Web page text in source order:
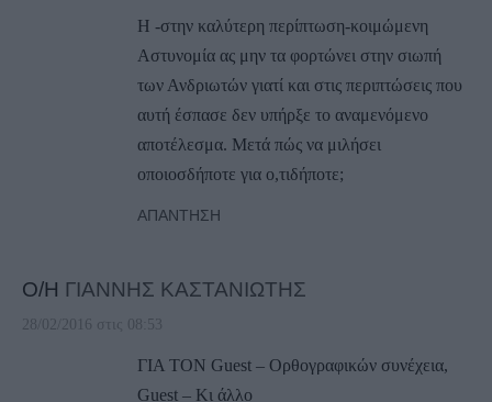
Η -στην καλύτερη περίπτωση-κοιμώμενη
Αστυνομία ας μην τα φορτώνει στην σιωπή
των Ανδριωτών γιατί και στις περιπτώσεις που
αυτή έσπασε δεν υπήρξε το αναμενόμενο
αποτέλεσμα. Μετά πώς να μιλήσει
οποιοσδήποτε για ο,τιδήποτε;
ΑΠΆΝΤΗΣΗ
Ο/Η ΓΙΑΝΝΗΣ ΚΑΣΤΑΝΙΩΤΗΣ
28/02/2016 στις 08:53
ΓΙΑ ΤΟΝ Guest – Ορθογραφικών συνέχεια,
Guest – Κι άλλο